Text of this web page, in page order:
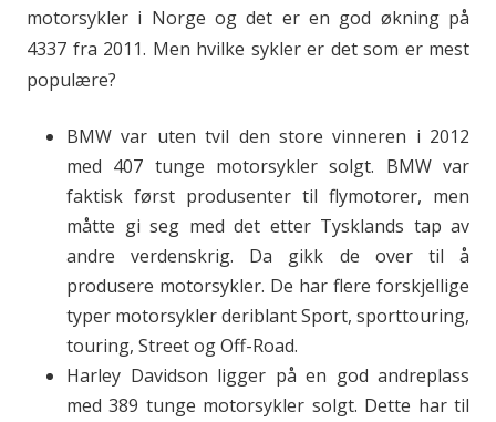
motorsykler i Norge og det er en god økning på
4337 fra 2011. Men hvilke sykler er det som er mest
populære?
BMW var uten tvil den store vinneren i 2012
med 407 tunge motorsykler solgt. BMW var
faktisk først produsenter til flymotorer, men
måtte gi seg med det etter Tysklands tap av
andre verdenskrig. Da gikk de over til å
produsere motorsykler. De har flere forskjellige
typer motorsykler deriblant Sport, sporttouring,
touring, Street og Off-Road.
Harley Davidson ligger på en god andreplass
med 389 tunge motorsykler solgt. Dette har til